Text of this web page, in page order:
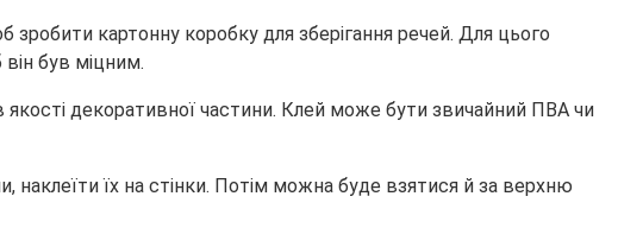
картонну коробку для зберігання речей. Для цього
був міцним.
декоративної частини. Клей може бути звичайний ПВА чи
наклеїти їх на стінки. Потім можна буде взятися й за верхню